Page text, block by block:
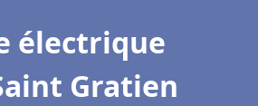
électrique
Gratien